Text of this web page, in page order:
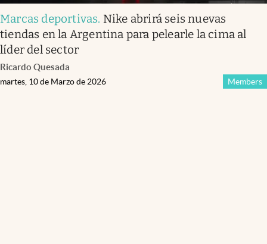
Marcas deportivas. Nike abrirá seis nuevas
tiendas en la Argentina para pelearle la cima al
líder del sector
Ricardo Quesada
Members
martes, 10 de Marzo de 2026